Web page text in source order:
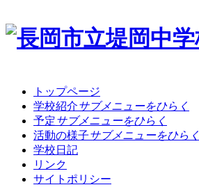
トップページ
学校紹介サブメニューをひらく
予定サブメニューをひらく
活動の様子サブメニューをひらく
学校日記
リンク
サイトポリシー